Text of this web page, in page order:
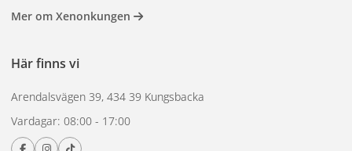
Mer om Xenonkungen
Här finns vi
Arendalsvägen 39, 434 39 Kungsbacka
Vardagar: 08:00 - 17:00